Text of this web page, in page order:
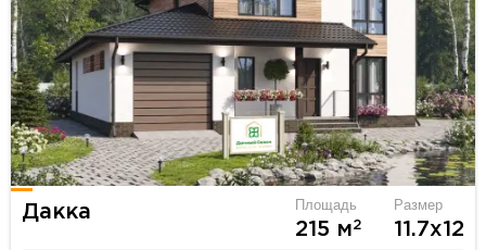
Дакка Площадь
215 м2
Размер
11.7х12